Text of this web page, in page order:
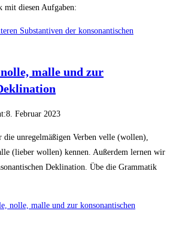
mit diesen Aufgaben:
Substantiven der konsonantischen
malle und zur
8. Februar 2023
unregelmäßigen Verben velle (wollen),
(lieber wollen) kennen. Außerdem lernen wir
Deklination. Übe die Grammatik
nolle, malle und zur konsonantischen